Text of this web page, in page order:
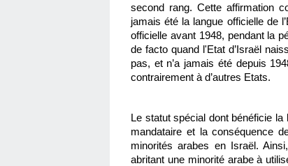
second rang. Cette affirmation
jamais été la langue officielle de
officielle avant 1948, pendant la
de facto quand l'Etat d’Israël
pas, et n’a jamais été depuis
contrairement à d’autres Etats.
Le statut spécial dont bénéficie
mandataire et la conséquence
minorités arabes en Israël.
abritant une minorité arabe à